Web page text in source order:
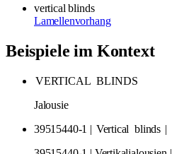
vertical blinds
Lamellenvorhang
Beispiele im Kontext
VERTICAL BLINDS
Jalousie
39515440-1 | Vertical blinds |